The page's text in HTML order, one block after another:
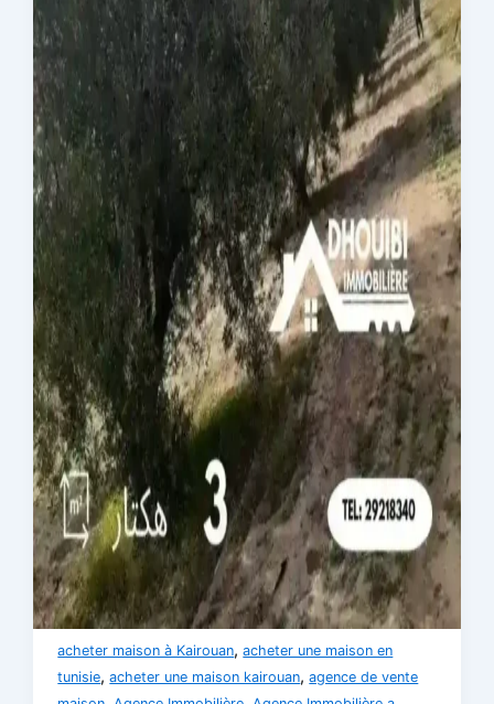
acheter maison à Kairouan,acheter une maison en
tunisie,acheter une maison kairouan,agence de vente